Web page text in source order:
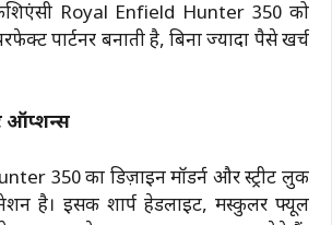
Royal Enfield Hunter 350 को
पार्टनर बनाती है, बिना ज्यादा पैसे खर्च
ऑप्शन्स
350 का डिज़ाइन मॉडर्न और स्ट्रीट लुक
है। इसकी शार्प हेडलाइट, मस्कुलर फ्यूल